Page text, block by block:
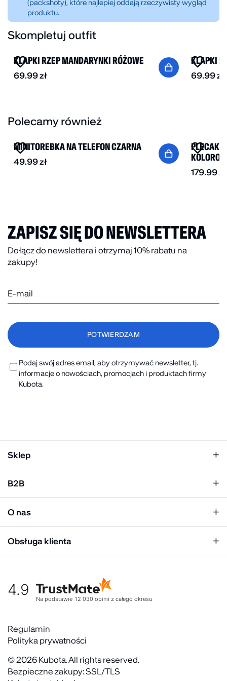
pasuje zarówno do miejskich stylówek, jak i
domowego chilloutu. W czerni z minimalistyczną
chmurką staje się uniwersalnym elementem
garderoby, który zostanie z Tobą na lata.
(packshoty), które najlepiej oddają rzeczywisty wygląd
produktu.
Skompletuj outfit
NOWOŚĆ
KLAPKI RZEP MANDARYNKI RÓŻOWE
69.99zł
KLAPKI
69.99zł
Polecamy również
NOWOŚĆ
MINITOREBKA NA TELEFON CZARNA
49.99zł
PLECAK
179.99zł
ZAPISZ SIĘ DO NEWSLETTERA
Dołącz do newslettera i otrzymaj 10% rabatu na
zakupy!
Podaj swój adres email, aby otrzymywać newsletter, tj.
informacje o nowościach, promocjach i produktach firmy
Kubota.
Sklep
Klapki męskie
Mężczyzna
B2B
Panel hurtowy
O nas
Biuro prasowe
Kultura organizacyjna
Rekrutujemy
Obsługa klienta
Warunki dostawy
Zwroty
Kontakt
FAQ
4.9
Na podstawie 12 030 opinii z całego okresu
Regulamin
Polityka prywatności
© 2026 Kubota. All rights reserved.
Bezpieczne zakupy: SSL/TLS